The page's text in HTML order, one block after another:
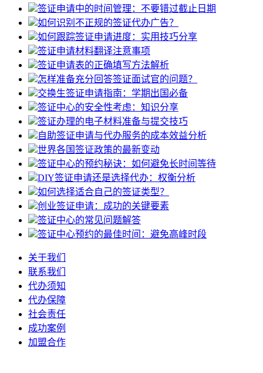
签证申请中的时间管理：不要错过截止日期
如何识别不正规的签证代办广告？
如何跟踪签证申请进度：实用技巧分享
签证申请材料翻译注意事项
签证申请表的正确填写方法解析
怎样准备充分回答签证面试官的问题？
交换生签证申请指南：学期出国必备
签证中心的安全性考虑：知识分享
签证办理的电子材料准备与提交技巧
自助签证申请与代办服务的成本效益分析
世界各国签证政策的最新变动
签证中心的预约秘诀：如何避免长时间等待
DIY签证申请还是选择代办：权衡分析
如何选择适合自己的签证类型？
创业签证申请：成功的关键要素
签证中心的常见问题解答
签证中心预约的最佳时间：避免高峰时段
关于我们
联系我们
代办须知
代办保障
社会责任
成功案例
加盟合作